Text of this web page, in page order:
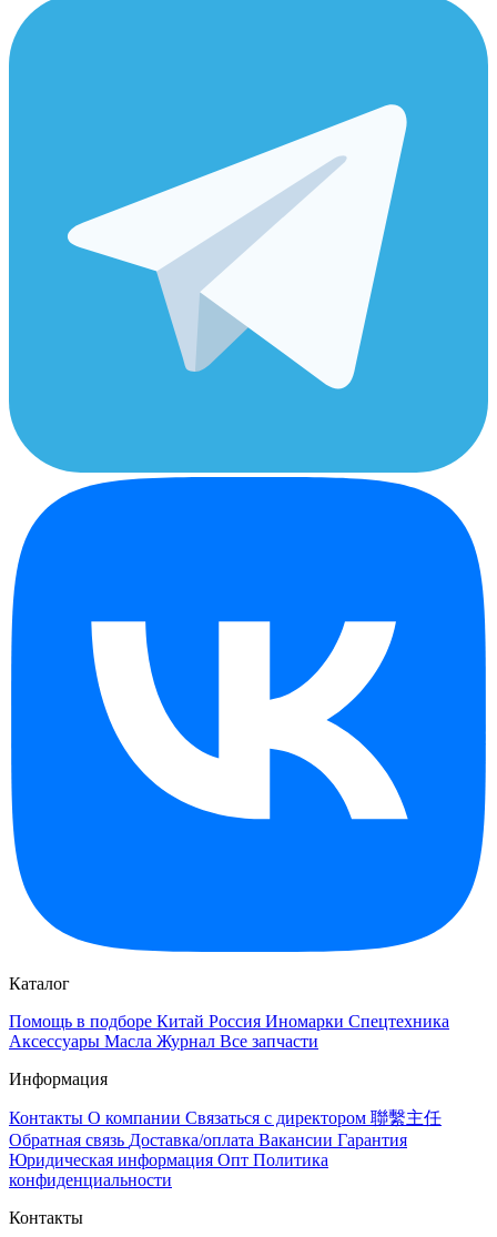
Каталог
Помощь в подборе Китай Россия Иномарки Спецтехника
Аксессуары Масла Журнал Все запчасти
Информация
Контакты О компании Связаться с директором 聯繫主任
Обратная связь Доставка/оплата Вакансии Гарантия
Юридическая информация Опт Политика
конфиденциальности
Контакты